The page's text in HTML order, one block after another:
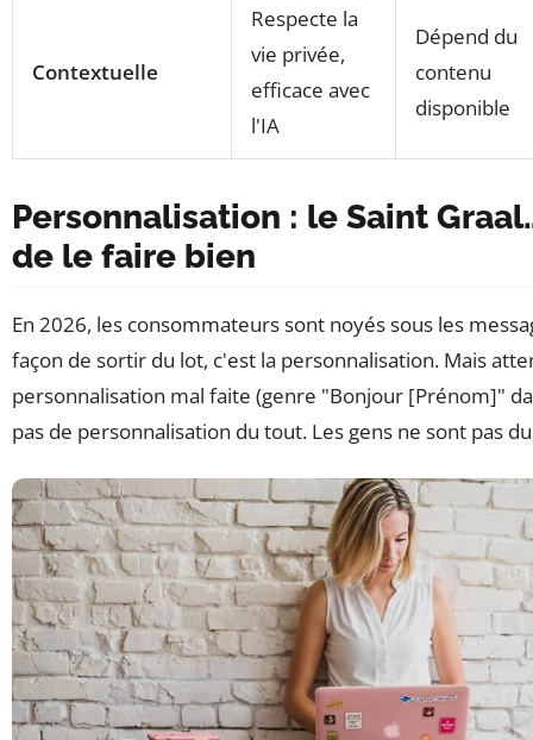
Contextuelle
Respecte la
vie privée,
efficace avec
l'IA
Dépend du
contenu
disponible
Personnalisation : le Saint
de le faire bien
En 2026, les consommateurs sont noyés sous les
façon de sortir du lot, c'est la personnalisation. Mais
personnalisation mal faite (genre "Bonjour [Prénom]"
pas de personnalisation du tout. Les gens ne sont pas